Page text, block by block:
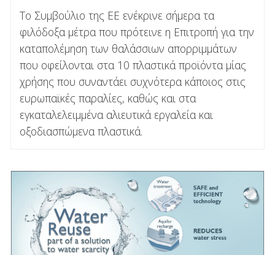
Το Συμβούλιο της ΕΕ ενέκρινε σήμερα τα
φιλόδοξα μέτρα που πρότεινε η Επιτροπή για την
καταπολέμηση των θαλάσσιων απορριμμάτων
που οφείλονται στα 10 πλαστικά προϊόντα μίας
χρήσης που συναντάει συχνότερα κάποιος στις
ευρωπαϊκές παραλίες, καθώς και στα
εγκαταλελειμμένα αλιευτικά εργαλεία και
οξοδιασπώμενα πλαστικά.